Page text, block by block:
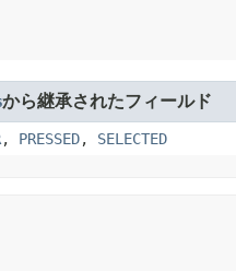
から継承されたフィールド
, PRESSED, SELECTED